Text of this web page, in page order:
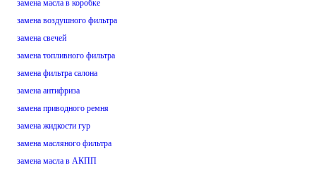
замена масла в коробке
замена воздушного фильтра
замена свечей
замена топливного фильтра
замена фильтра салона
замена антифриза
замена приводного ремня
замена жидкости гур
замена масляного фильтра
замена масла в АКПП